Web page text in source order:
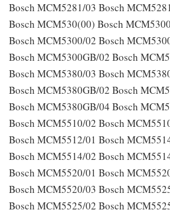
Bosch MCM5281/03 Bosch
Bosch MCM530(00) Bosch
Bosch MCM5300/02 Bosch
Bosch MCM5300GB/02 Bosch
Bosch MCM5380/03 Bosch
Bosch MCM5380GB/02 Bosch
Bosch MCM5380GB/04 Bosch
Bosch MCM5510/02 Bosch
Bosch MCM5512/01 Bosch
Bosch MCM5514/02 Bosch
Bosch MCM5520/01 Bosch
Bosch MCM5520/03 Bosch
Bosch MCM5525/02 Bosch